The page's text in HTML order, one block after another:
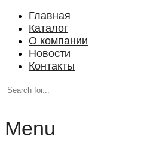
Главная
Каталог
О компании
Новости
Контакты
Menu